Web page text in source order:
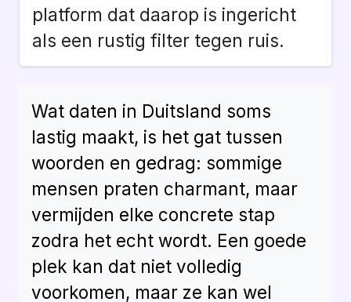
platform dat daarop is ingericht
als een rustig filter tegen ruis.
Wat daten in Duitsland soms
lastig maakt, is het gat tussen
woorden en gedrag: sommige
mensen praten charmant, maar
vermijden elke concrete stap
zodra het echt wordt. Een goede
plek kan dat niet volledig
voorkomen, maar ze kan wel